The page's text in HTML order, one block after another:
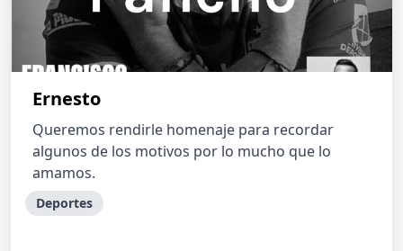
Ernesto
Queremos rendirle homenaje para recordar
algunos de los motivos por lo mucho que lo
amamos.
Deportes